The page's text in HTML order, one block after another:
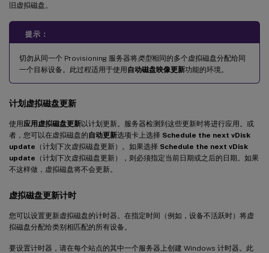
旧虚拟磁盘。
提示：
切勿从同一个 Provisioning 服务器将类型相同的多个虚拟磁盘分配给同
一个目标设备。此过程适用于使用自动磁盘映像更新功能的环境。
计划虚拟磁盘更新
使用应用虚拟磁盘更新以计划更新。服务器检测到这些更新时将进行应用。或
者，您可以在虚拟磁盘的自动更新选项卡上选择 Schedule the next vDisk
update （计划下次虚拟磁盘更新）。如果选择 Schedule the next vDisk
update （计划下次虚拟磁盘更新），则必须指定当前日期或之后的日期。如果
不这样做，虚拟磁盘将不会更新。
虚拟磁盘更新计时
您可以设置更新虚拟磁盘的计时器。在指定时间（例如，设备不活跃时）将虚
拟磁盘分配给类别相匹配的所有设备。
要设置计时器，请在每个站点的其中一个服务器上创建 Windows 计时器。此